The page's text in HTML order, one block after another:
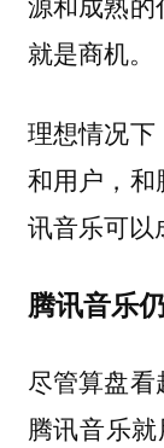
就是商机。
理想情况
和用户，
讯音乐可以
腾讯音乐
尽管算盘看
腾讯音乐